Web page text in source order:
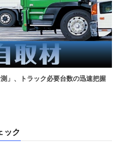
」、トラック必要台数の迅速把握
ック